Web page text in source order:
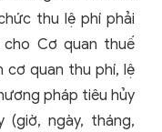
thu lệ phí phải
Cơ quan thuế
cơ quan thu phí, lệ
pháp tiêu hủy
(giờ, ngày, tháng,